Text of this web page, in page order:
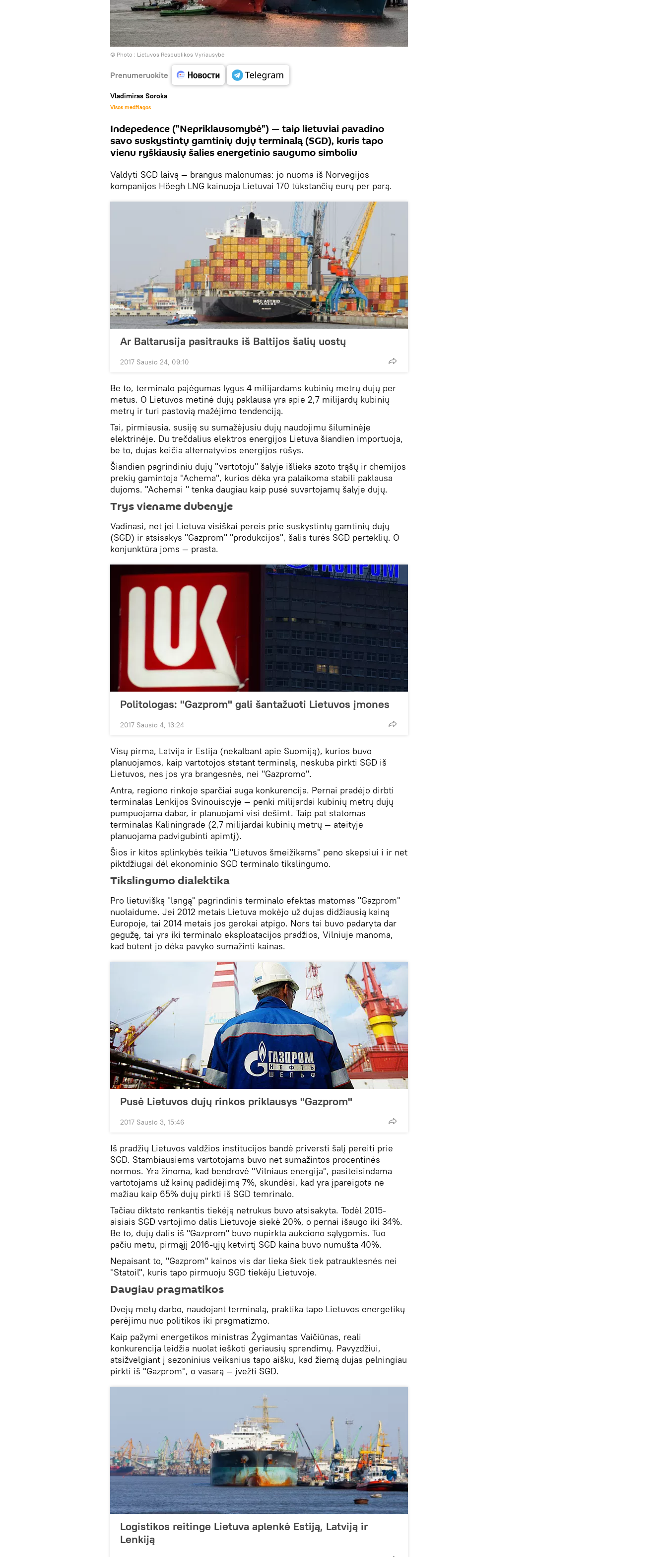
© Photo : Lietuvos Respublikos Vyriausybė
Prenumeruokite
Vladimiras Soroka
Visos medžiagos
Indepedence ("Nepriklausomybė") — taip lietuviai pavadino
savo suskystintų gamtinių dujų terminalą (SGD), kuris tapo
vienu ryškiausių šalies energetinio saugumo simboliu
Valdyti SGD laivą — brangus malonumas: jo nuoma iš Norvegijos
kompanijos Höegh LNG kainuoja Lietuvai 170 tūkstančių eurų per parą.
Ar Baltarusija pasitrauks iš Baltijos šalių uostų
2017 Sausio 24, 09:10
Be to, terminalo pajėgumas lygus 4 milijardams kubinių metrų dujų per
metus. O Lietuvos metinė dujų paklausa yra apie 2,7 milijardų kubinių
metrų ir turi pastovią mažėjimo tendenciją.
Tai, pirmiausia, susiję su sumažėjusiu dujų naudojimu šiluminėje
elektrinėje. Du trečdalius elektros energijos Lietuva šiandien importuoja,
be to, dujas keičia alternatyvios energijos rūšys.
Šiandien pagrindiniu dujų "vartotoju" šalyje išlieka azoto trąšų ir chemijos
prekių gamintoja "Achema", kurios dėka yra palaikoma stabili paklausa
dujoms. "Achemai " tenka daugiau kaip pusė suvartojamų šalyje dujų.
Trys viename dubenyje
Vadinasi, net jei Lietuva visiškai pereis prie suskystintų gamtinių dujų
(SGD) ir atsisakys "Gazprom" "produkcijos", šalis turės SGD perteklių. O
konjunktūra joms ― prasta.
Politologas: "Gazprom" gali šantažuoti Lietuvos įmones
2017 Sausio 4, 13:24
Visų pirma, Latvija ir Estija (nekalbant apie Suomiją), kurios buvo
planuojamos, kaip vartotojos statant terminalą, neskuba pirkti SGD iš
Lietuvos, nes jos yra brangesnės, nei "Gazpromo".
Antra, regiono rinkoje sparčiai auga konkurencija. Pernai pradėjo dirbti
terminalas Lenkijos Svinouiscyje — penki milijardai kubinių metrų dujų
pumpuojama dabar, ir planuojami visi dešimt. Taip pat statomas
terminalas Kaliningrade (2,7 milijardai kubinių metrų — ateityje
planuojama padvigubinti apimtį).
Šios ir kitos aplinkybės teikia "Lietuvos šmeižikams" peno skepsiui i ir net
piktdžiugai dėl ekonominio SGD terminalo tikslingumo.
Tikslingumo dialektika
Pro lietuvišką "langą" pagrindinis terminalo efektas matomas "Gazprom"
nuolaidume. Jei 2012 metais Lietuva mokėjo už dujas didžiausią kainą
Europoje, tai 2014 metais jos gerokai atpigo. Nors tai buvo padaryta dar
gegužę, tai yra iki terminalo eksploatacijos pradžios, Vilniuje manoma,
kad būtent jo dėka pavyko sumažinti kainas.
Pusė Lietuvos dujų rinkos priklausys "Gazprom"
2017 Sausio 3, 15:46
Iš pradžių Lietuvos valdžios institucijos bandė priversti šalį pereiti prie
SGD. Stambiausiems vartotojams buvo net sumažintos procentinės
normos. Yra žinoma, kad bendrovė "Vilniaus energija", pasiteisindama
vartotojams už kainų padidėjimą 7%, skundėsi, kad yra įpareigota ne
mažiau kaip 65% dujų pirkti iš SGD temrinalo.
Tačiau diktato renkantis tiekėją netrukus buvo atsisakyta. Todėl 2015-
aisiais SGD vartojimo dalis Lietuvoje siekė 20%, o pernai išaugo iki 34%.
Be to, dujų dalis iš "Gazprom" buvo nupirkta aukciono sąlygomis. Tuo
pačiu metu, pirmąjį 2016-ųjų ketvirtį SGD kaina buvo numušta 40%.
Nepaisant to, "Gazprom" kainos vis dar lieka šiek tiek patrauklesnės nei
"Statoil", kuris tapo pirmuoju SGD tiekėju Lietuvoje.
Daugiau pragmatikos
Dvejų metų darbo, naudojant terminalą, praktika tapo Lietuvos energetikų
perėjimu nuo politikos iki pragmatizmo.
Kaip pažymi energetikos ministras Žygimantas Vaičiūnas, reali
konkurencija leidžia nuolat ieškoti geriausių sprendimų. Pavyzdžiui,
atsižvelgiant į sezoninius veiksnius tapo aišku, kad žiemą dujas pelningiau
pirkti iš "Gazprom", o vasarą — įvežti SGD.
Logistikos reitinge Lietuva aplenkė Estiją, Latviją ir
Lenkiją